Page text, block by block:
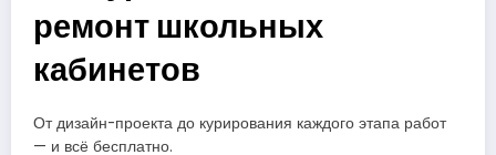
ремонт школьных
кабинетов
От дизайн-проекта до курирования каждого этапа работ
— и всё бесплатно.